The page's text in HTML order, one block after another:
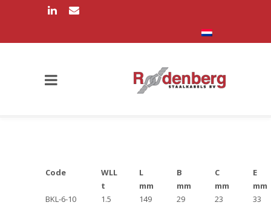
Code WLL L B C
E
t
mm mm mm
mm
BKL-6-10
1.5 149 29 23
33